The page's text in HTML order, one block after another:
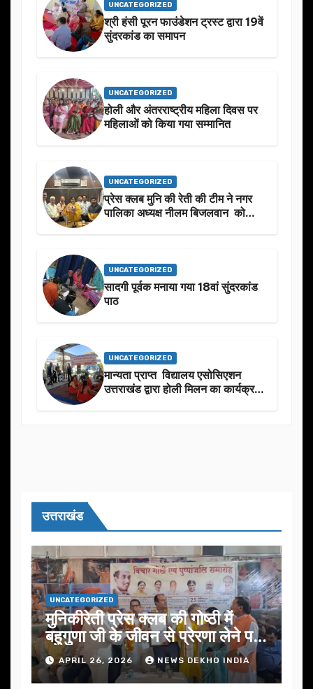
UNCATEGORIZED
श्री हंसी पूरन फाउंडेशन ट्रस्ट द्वारा 19वें
सुंदरकांड का समापन
UNCATEGORIZED
होली और अंतरराष्ट्रीय महिला दिवस पर
महिलाओं को किया गया सम्मानित
UNCATEGORIZED
प्रेस क्लब मुनि की रेती की टीम ने नगर
पालिका अध्यक्ष नीलम बिजलवान को
UNCATEGORIZED
सादगी पूर्वक मनाया गया 18वां सुंदरकांड
पाठ
UNCATEGORIZED
मान्यता प्राप्त विद्यालय एसोसिएशन
उत्तराखंड द्वारा होली मिलन का कार्यक्रम
उत्तराखंड
UNCATEGORIZED
मुनिकीरेती प्रेस क्लब की गोष्ठी में
बहुगुणा जी के जीवन से प्रेरणा लेने पर
जोरAPRIL 26, 2026 NEWS DEKHO INDIA